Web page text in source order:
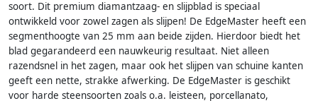
soort. Dit premium diamantzaag- en slijpblad is speciaal
ontwikkeld voor zowel zagen als slijpen! De EdgeMaster heeft een
segmenthoogte van 25 mm aan beide zijden. Hierdoor biedt het
blad gegarandeerd een nauwkeurig resultaat. Niet alleen
razendsnel in het zagen, maar ook het slijpen van schuine kanten
geeft een nette, strakke afwerking. De EdgeMaster is geschikt
voor harde steensoorten zoals o.a. leisteen, porcellanato,